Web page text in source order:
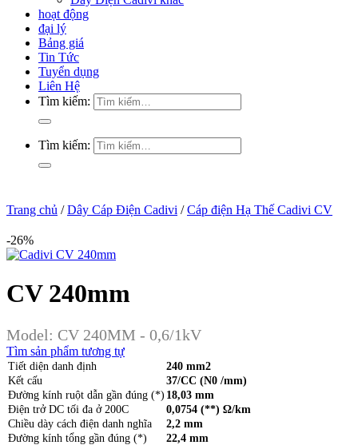
hoạt động
đại lý
Bảng giá
Tin Tức
Tuyển dụng
Liên Hệ
Tìm kiếm:
Tìm kiếm:
Trang chủ / Dây Cáp Điện Cadivi / Cáp điện Hạ Thế Cadivi CV
-26%
CV 240mm
Model: CV 240MM - 0,6/1kV
Tìm sản phẩm tương tự
Tiết diện danh định
240 mm2
Kết cấu
37/CC (N0 /mm)
Đường kính ruột dẫn gần đúng (*) 18,03 mm
Điện trở DC tối đa ở 200C
0,0754 (**) Ω/km
Chiều dày cách điện danh nghĩa
2,2 mm
Đường kính tổng gần đúng (*)
22,4 mm